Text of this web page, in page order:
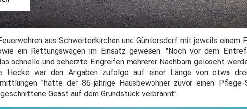
aus Schweitenkirchen und Güntersdorf mit jeweils einem
ein Rettungswagen im Einsatz gewesen. "Noch vor dem
schnelle und beherzte Eingreifen mehrerer Nachbarn gelöscht
Hecke war den Angaben zufolge auf einer Länge von etwa
"hatte der 86-jährige Hausbewohner zuvor einen
Geäst auf dem Grundstück verbrannt".